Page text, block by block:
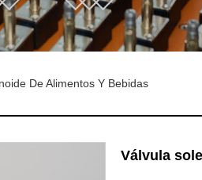
De Alimentos Y Bebidas
Válvula